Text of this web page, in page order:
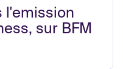
l'emission
sur BFM